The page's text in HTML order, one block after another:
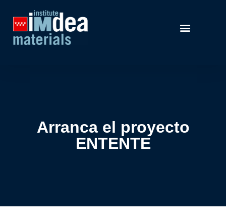
Arranca el proyecto
ENTENTE